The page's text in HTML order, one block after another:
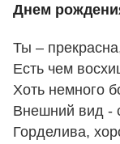
Днем
Ты –
Есть чем
Хоть немного
Внешний вид -
Горделива,